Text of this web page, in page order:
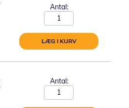
Antal:
LÆG I KURV
Antal: